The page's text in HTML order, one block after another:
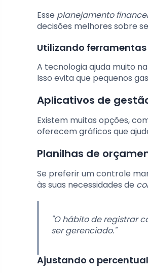
Esse planejamento
decisões melhores sobre
Utilizando
A tecnologia ajuda muito
Isso evita que pequenos
Aplicativos de
Existem muitas opções,
oferecem gráficos que
Planilhas de
Se preferir um controle
às suas necessidades de
"O hábito de registrar
ser gerenciado."
Ajustando o